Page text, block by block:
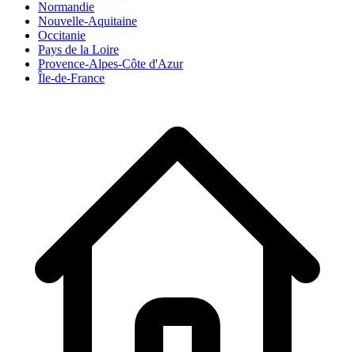
Normandie
Nouvelle-Aquitaine
Occitanie
Pays de la Loire
Provence-Alpes-Côte d'Azur
Île-de-France